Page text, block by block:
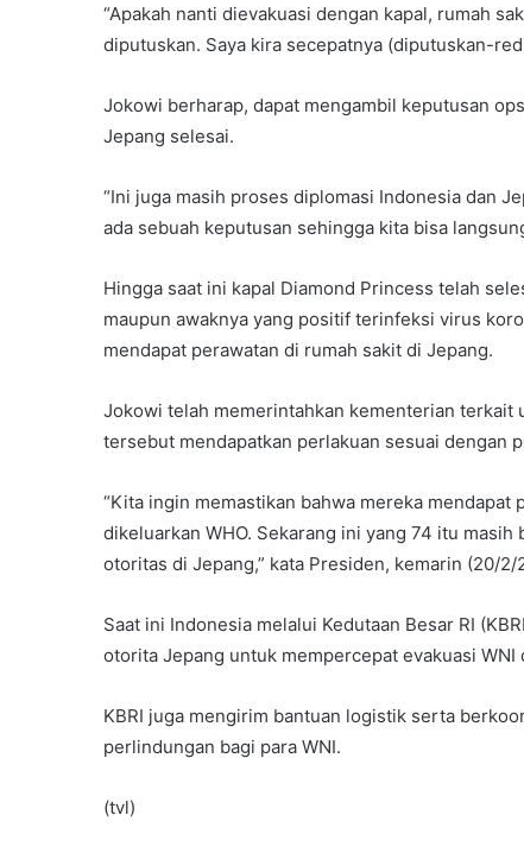
“Apakah nanti dievakuasi dengan kapal, rumah
diputuskan. Saya kira secepatnya (diputuskan-
Jokowi berharap, dapat mengambil keputusan
Jepang selesai.
“Ini juga masih proses diplomasi Indonesia dan
ada sebuah keputusan sehingga kita bisa
Hingga saat ini kapal Diamond Princess telah
maupun awaknya yang positif terinfeksi virus
mendapat perawatan di rumah sakit di Jepang.
Jokowi telah memerintahkan kementerian terkait
tersebut mendapatkan perlakuan sesuai dengan
“Kita ingin memastikan bahwa mereka
dikeluarkan WHO. Sekarang ini yang 74 itu
otoritas di Jepang,” kata Presiden, kemarin (20/2/
Saat ini Indonesia melalui Kedutaan Besar RI
otorita Jepang untuk mempercepat evakuasi WNI
KBRI juga mengirim bantuan logistik serta
perlindungan bagi para WNI.
(tvl)